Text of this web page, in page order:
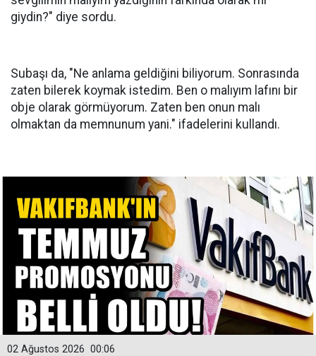
giydin?" diye sordu.
Subaşı da, "Ne anlama geldiğini biliyorum. Sonrasında
zaten bilerek koymak istedim. Ben o malıyım lafını bir
obje olarak görmüyorum. Zaten ben onun malı
olmaktan da memnunum yani." ifadelerini kullandı.
00:06
02 Ağustos 2026